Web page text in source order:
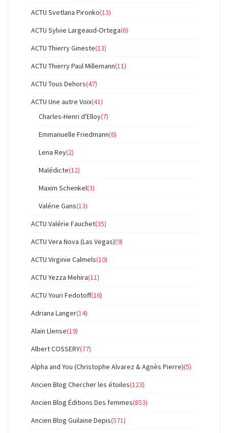
ACTU Svetlana Pironko(13)
ACTU Sylvie Largeaud-Ortega(6)
ACTU Thierry Gineste(13)
ACTU Thierry Paul Millemann(11)
ACTU Tous Dehors(47)
ACTU Une autre Voix(41)
Charles-Henri d'Elloy(7)
Emmanuelle Friedmann(6)
Lena Rey(2)
Malédicte(12)
Maxim Schenkel(3)
Valérie Gans(13)
ACTU Valérie Fauchet(35)
ACTU Vera Nova (Las Vegas)(9)
ACTU Virginie Calmels(10)
ACTU Yezza Mehira(11)
ACTU Youri Fedotoff(16)
Adriana Langer(14)
Alain Llense(19)
Albert COSSERY(77)
Alpha and You (Christophe Alvarez & Agnès Pierre)(5)
Ancien Blog Chercher les étoiles(123)
Ancien Blog Éditions Des femmes(853)
Ancien Blog Guilaine Depis(571)